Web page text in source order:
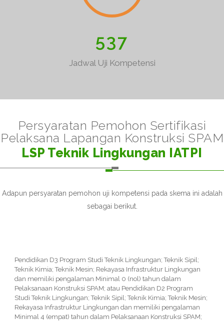
537
Jadwal Uji Kompetensi
Persyaratan Pemohon Sertifikasi
Pelaksana Lapangan Konstruksi SPAM
LSP Teknik Lingkungan IATPI
Adapun persyaratan pemohon uji kompetensi pada skema ini adalah
sebagai berikut.
Pendidikan D3 Program Studi Teknik Lingkungan; Teknik Sipil;
Teknik Kimia; Teknik Mesin; Rekayasa Infrastruktur Lingkungan
dan memiliki pengalaman Minimal 0 (nol) tahun dalam
Pelaksanaan Konstruksi SPAM; atau Pendidikan D2 Program
Studi Teknik Lingkungan; Teknik Sipil; Teknik Kimia; Teknik Mesin;
Rekayasa Infrastruktur Lingkungan dan memiliki pengalaman
Minimal 4 (empat) tahun dalam Pelaksanaan Konstruksi SPAM;